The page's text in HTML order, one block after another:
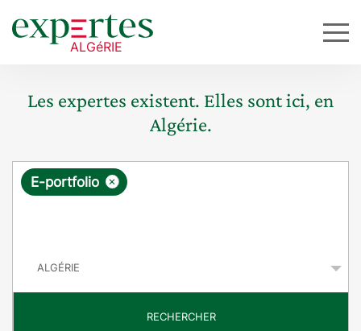
Les expertes existent. Elles sont ici, en
Algérie.
R
ê
×
E-portfolio
RECHERCHER